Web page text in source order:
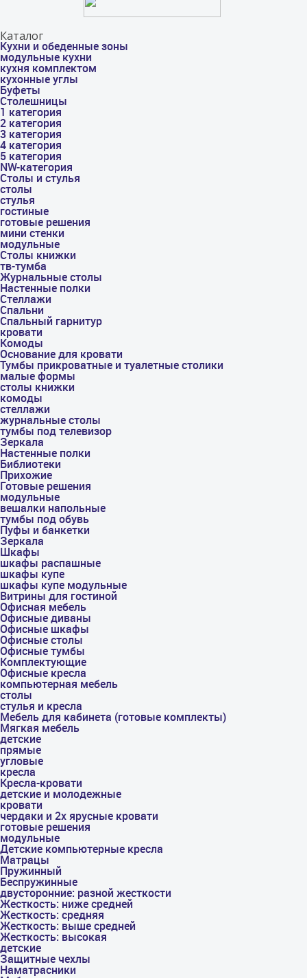
Каталог
Кухни и обеденные зоны
модульные кухни
кухня комплектом
кухонные углы
Буфеты
Столешницы
1 категория
2 категория
3 категория
4 категория
5 категория
NW-категория
Столы и стулья
столы
стулья
гостиные
готовые решения
мини стенки
модульные
Столы книжки
тв-тумба
Журнальные столы
Настенные полки
Стеллажи
Спальни
Спальный гарнитур
кровати
Комоды
Основание для кровати
Тумбы прикроватные и туалетные столики
малые формы
столы книжки
комоды
стеллажи
журнальные столы
тумбы под телевизор
Зеркала
Настенные полки
Библиотеки
Прихожие
Готовые решения
модульные
вешалки напольные
тумбы под обувь
Пуфы и банкетки
Зеркала
Шкафы
шкафы распашные
шкафы купе
шкафы купе модульные
Витрины для гостиной
Офисная мебель
Офисные диваны
Офисные шкафы
Офисные столы
Офисные тумбы
Комплектующие
Офисные кресла
компьютерная мебель
столы
стулья и кресла
Мебель для кабинета (готовые комплекты)
Мягкая мебель
детские
прямые
угловые
кресла
Кресла-кровати
детские и молодежные
кровати
чердаки и 2х ярусные кровати
готовые решения
модульные
Детские компьютерные кресла
Матрацы
Пружинный
Беспружинные
двусторонние: разной жесткости
Жесткость: ниже средней
Жесткость: средняя
Жесткость: выше средней
Жесткость: высокая
детские
Защитные чехлы
Наматрасники